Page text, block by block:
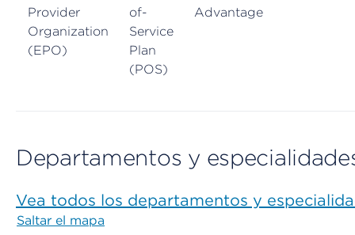
Provider
Organization
(EPO)
of-
Service
Plan
(POS)
Advantage
Departamentos y
Vea todos los departamentos y
Saltar el mapa